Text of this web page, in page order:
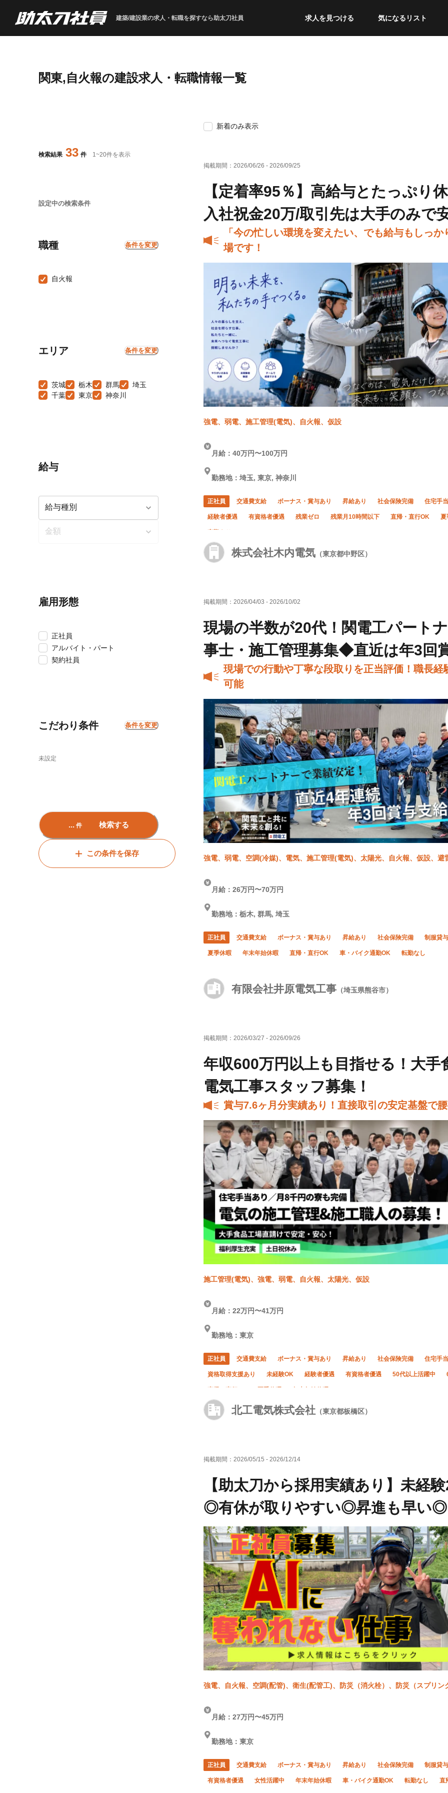
建築/建設業の求人・転職を探すなら助太刀社員 求人を見つける 気になるリスト
関東,自火報の建設求人・転職情報一覧
検索結果 33 件 1~20件を表示
設定中の検索条件
職種 条件を変更
自火報
エリア 条件を変更
茨城 栃木 群馬
埼玉
千葉
東京 神奈川
給与
雇用形態
正社員
アルバイト・パート
契約社員
こだわり条件 条件を変更
未設定
... 件 検索する
この条件を保存
新着のみ表示
掲載期間： 2026/06/26 - 2026/09/25
強電、弱電、施工管理(電気)、自火報、仮設
【定着率95％】高給与とたっぷり
入社祝金20万/取引先は大手のみで
「今の忙しい環境を変えたい、でも給与もしっ
場です！
株式会社木内電気 （東京都中野区）
月給：40万円〜100万円
勤務地：埼玉, 東京, 神奈川
正社員 交通費支給 ボーナス・賞与あり 昇給あり 社会保険完備 住宅手
経験者優遇 有資格者優遇 残業ゼロ 残業月10時間以下 直帰・直行OK 夏
掲載期間： 2026/04/03 - 2026/10/02
強電、弱電、空調(冷媒)、電気、施工管理(電気)、太陽光、自火報、仮設、避
現場の半数が20代！関電工パート
事士・施工管理募集◆直近は年3回
現場での行動や丁寧な段取りを正当評価！職長
可能
有限会社井原電気工事 （埼玉県熊谷市）
月給：26万円〜70万円
勤務地：栃木, 群馬, 埼玉
正社員 交通費支給 ボーナス・賞与あり 昇給あり 社会保険完備 制服貸与
夏季休暇 年末年始休暇 直帰・直行OK 車・バイク通勤OK 転勤なし
掲載期間： 2026/03/27 - 2026/09/26
施工管理(電気)、強電、弱電、自火報、太陽光、仮設
年収600万円以上も目指せる！大
電気工事スタッフ募集！
賞与7.6ヶ月分実績あり！直接取引の安定基盤で
北工電気株式会社 （東京都板橋区）
月給：22万円〜41万円
勤務地：東京
正社員 交通費支給 ボーナス・賞与あり 昇給あり 社会保険完備 住宅手
資格取得支援あり 未経験OK 経験者優遇 有資格者優遇 50代以上活躍中
掲載期間： 2026/05/15 - 2026/12/14
強電、自火報、空調(配管)、衛生(配管工)、防災（消火栓）、防災（スプリ
【助太刀から採用実績あり】未経
◎有休が取りやすい◎昇進も早い◎
月給：27万円〜45万円
勤務地：東京
正社員 交通費支給 ボーナス・賞与あり 昇給あり 社会保険完備 制服貸与
有資格者優遇 女性活躍中 年末年始休暇 車・バイク通勤OK 転勤なし 直